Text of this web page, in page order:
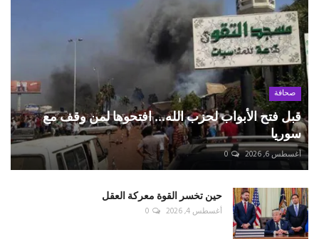
صحافة
قبل فتح الأبواب لحزب الله... افتحوها لمن وقف مع
سوريا
أغسطس 6, 2026 0
حين تخسر القوة معركة العقل
أغسطس 4, 2026 0